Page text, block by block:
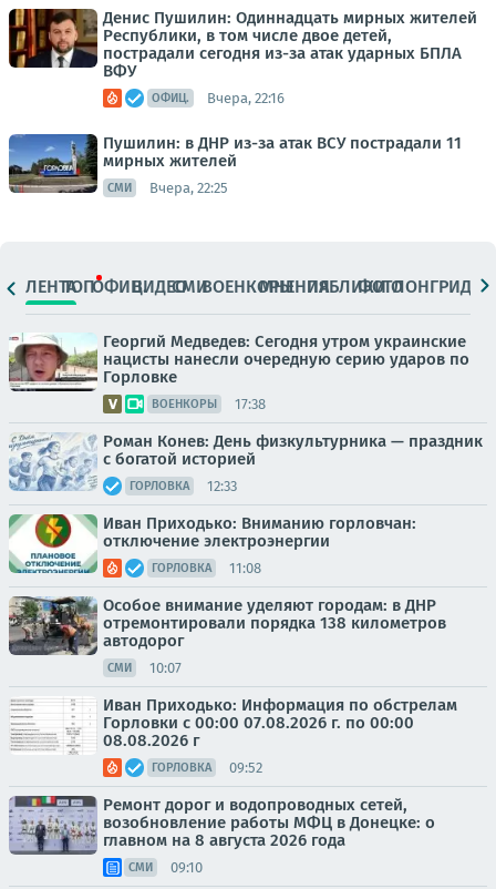
Денис Пушилин: Одиннадцать мирных жителей
Республики, в том числе двое детей,
пострадали сегодня из-за атак ударных БПЛА
ВФУ
ОФИЦ. Вчера, 22:16
Пушилин: в ДНР из-за атак ВСУ пострадали 11
мирных жителей
СМИ Вчера, 22:25
ЛЕНТАТОПОФИЦ.ВИДЕОСМИВОЕНКОРЫМНЕНИЯПАБЛИКИ
ФОТОЛОНГРИДЫ
Георгий Медведев: Сегодня утром украинские
нацисты нанесли очередную серию ударов по
Горловке
ВОЕНКОРЫ 17:38
Роман Конев: День физкультурника — праздник
с богатой историей
ГОРЛОВКА 12:33
Иван Приходько: Вниманию горловчан:
отключение электроэнергии
ГОРЛОВКА 11:08
Особое внимание уделяют городам: в ДНР
отремонтировали порядка 138 километров
автодорог
СМИ 10:07
Иван Приходько: Информация по обстрелам
Горловки с 00:00 07.08.2026 г. по 00:00
08.08.2026 г
ГОРЛОВКА 09:52
Ремонт дорог и водопроводных сетей,
возобновление работы МФЦ в Донецке: о
главном на 8 августа 2026 года
СМИ 09:10